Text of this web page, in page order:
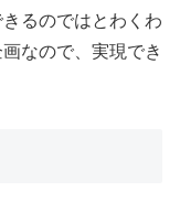
るのではとわくわ
なので、実現でき